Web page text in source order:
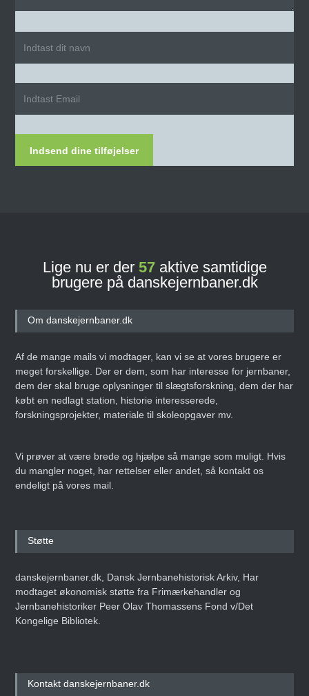
Indsend dine tilføjelser
Lige nu er der 57aktive samtidige
brugere på danskejernbaner.dk
Om danskejernbaner.dk
Af de mange mails vi modtager, kan vi se at vores brugere er
meget forskellige. Der er dem, som har interesse for jernbaner,
dem der skal bruge oplysninger til slægtsforskning, dem der har
købt en nedlagt station, historie interesserede,
forskningsprojekter, materiale til skoleopgaver mv.
Vi prøver at være brede og hjælpe så mange som muligt. Hvis
du mangler noget, har rettelser eller andet, så kontakt os
endeligt på vores mail.
Støtte
danskejernbaner.dk, Dansk Jernbanehistorisk Arkiv, Har
modtaget økonomisk støtte fra Frimærkehandler og
Jernbanehistoriker Peer Olav Thomassens Fond v/Det
Kongelige Bibliotek.
Kontakt danskejernbaner.dk